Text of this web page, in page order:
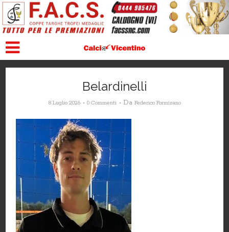
Belardinelli
8 Luglio 2026 0 Commenti Da Federico Formisano